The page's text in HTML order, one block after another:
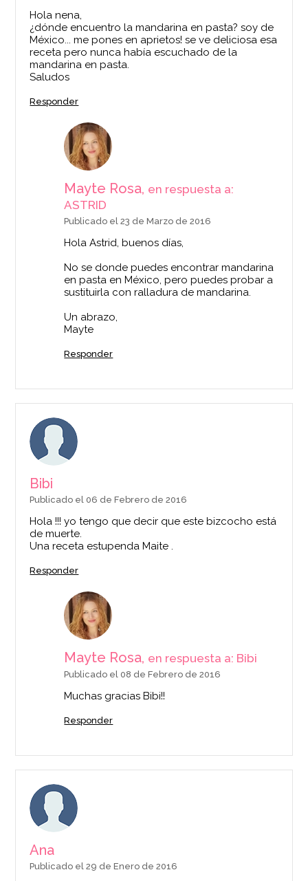
Hola nena,
¿dónde encuentro la mandarina en pasta? soy de
México... me pones en aprietos! se ve deliciosa esa
receta pero nunca había escuchado de la
mandarina en pasta.
Saludos
Responder
Mayte Rosa, en respuesta a:
ASTRID
Publicado el 23 de Marzo de 2016
Hola Astrid, buenos días,
No se donde puedes encontrar mandarina
en pasta en México, pero puedes probar a
sustituirla con ralladura de mandarina.
Un abrazo,
Mayte
Responder
Bibi
Publicado el 06 de Febrero de 2016
Hola !!! yo tengo que decir que este bizcocho está
de muerte.
Una receta estupenda Maite .
Responder
Mayte Rosa, en respuesta a: Bibi
Publicado el 08 de Febrero de 2016
Muchas gracias Bibi!!
Responder
Ana
Publicado el 29 de Enero de 2016